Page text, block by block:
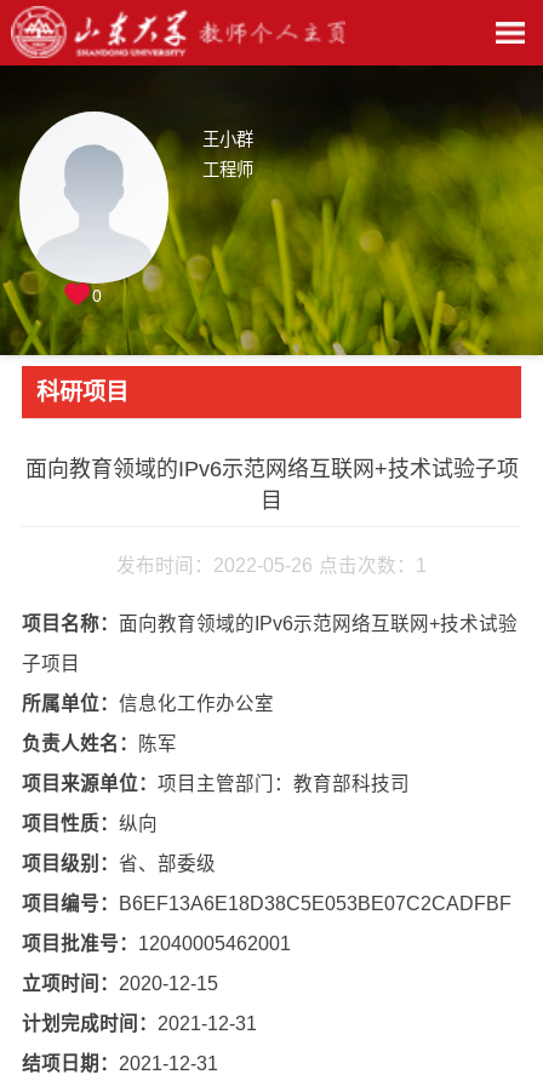
王小群
工程师
0
科研项目
面向教育领域的IPv6示范网络互联网+技术试验子项
目
发布时间：2022-05-26 点击次数： 1
项目名称： 面向教育领域的IPv6示范网络互联网+技术试验
子项目
所属单位： 信息化工作办公室
负责人姓名：
陈军
项目来源单位： 项目主管部门：教育部科技司
项目性质： 纵向
项目级别： 省、部委级
项目编号：
B6EF13A6E18D38C5E053BE07C2CADFBF
项目批准号： 12040005462001
立项时间： 2020-12-15
计划完成时间： 2021-12-31
结项日期： 2021-12-31